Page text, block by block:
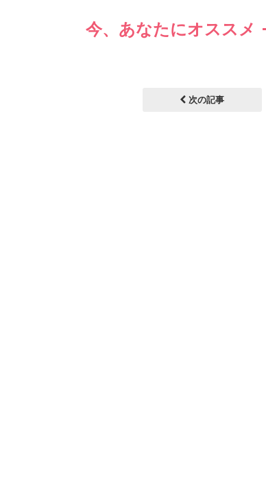
今、あなたにオススメ
次の記事